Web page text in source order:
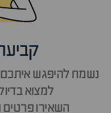
נשמח להיפגש איתכם
למצוא
השאירו פרטים